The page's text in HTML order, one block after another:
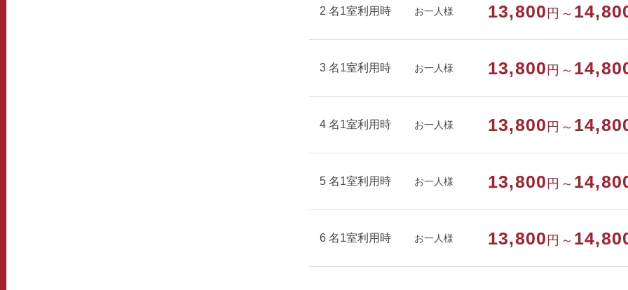
＜設備＞
【フロント用意】
●禁煙室はありません（消臭対応のみ）
部屋種別 和室
2 名1室利用時 お一人様 13,800 円～
3 名1室利用時 お一人様 13,800 円～
4 名1室利用時 お一人様 13,800 円～
5 名1室利用時 お一人様 13,800 円～
6 名1室利用時 お一人様 13,800 円～